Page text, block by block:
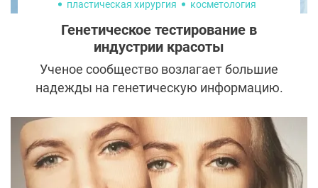
пластическая хирургия косметология
Генетическое тестирование в
индустрии красоты
Ученое сообщество возлагает большие
надежды на генетическую информацию.
основные риски для здоровья и дают
рекомендации для предотвращения
развития некоторых заболеваний.
Эстетическая медицина тоже обратила